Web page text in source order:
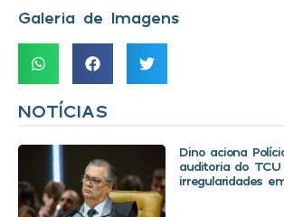
Galeria de Imagens
NOTÍCIAS
Dino aciona
auditoria do
irregularidades